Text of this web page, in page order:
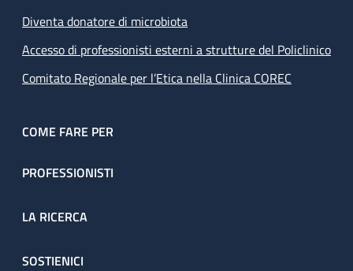
Diventa donatore di microbiota
Accesso di professionisti esterni a strutture del Policlinico
Comitato Regionale per l’Etica nella Clinica COREC
COME FARE PER
PROFESSIONISTI
LA RICERCA
SOSTIENICI